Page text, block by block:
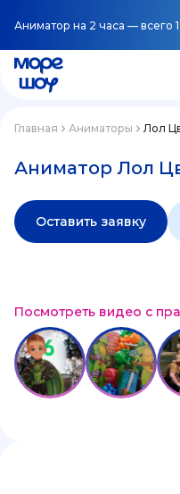
Аниматор на 2 часа — всего
Главная Аниматоры Лол
Аниматор Лол
Оставить заявку
Посмотреть видео с